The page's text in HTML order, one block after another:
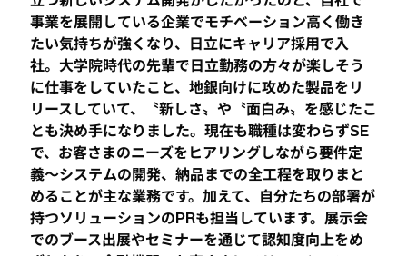
事業を展開している企業でモチベーション高く働き
たい気持ちが強くなり、日立にキャリア採用で入
社。大学院時代の先輩で日立勤務の方々が楽しそう
に仕事をしていたこと、地銀向けに攻めた製品をリ
リースしていて、〝新しさ〟や〝面白み〟を感じたこ
とも決め手になりました。現在も職種は変わらずSE
で、お客さまのニーズをヒアリングしながら要件定
義〜システムの開発、納品までの全工程を取りまと
めることが主な業務です。加えて、自分たちの部署が
持つソリューションのPRも担当しています。展示会
でのブース出展やセミナーを通じて認知度向上をめ